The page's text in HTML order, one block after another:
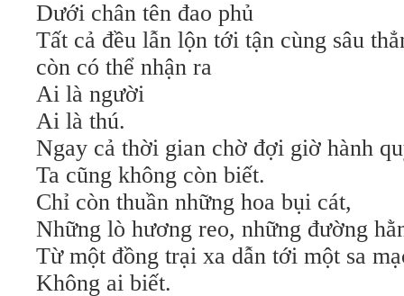
Dưới chân tên đao phủ
Tất cả đều lẫn lộn tới tận cùng sâu
còn có thể nhận ra
Ai là người
Ai là thú.
Ngay cả thời gian chờ đợi giờ hành
Ta cũng không còn biết.
Chỉ còn thuần những hoa bụi cát,
Những lò hương reo, những đường
Từ một đồng trại xa dẫn tới một sa
Không ai biết.